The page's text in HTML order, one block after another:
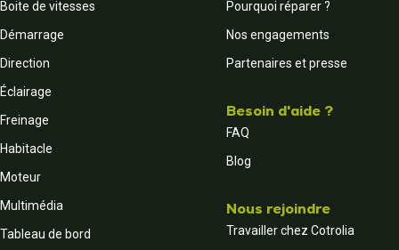
Boite de vitesses
Démarrage
Direction
Éclairage
Freinage
Habitacle
Moteur
Multimédia
Tableau de bord
Pourquoi réparer ?
Nos engagements
Partenaires et presse
Besoin d'aide ?
FAQ
Blog
Nous rejoindre
Travailler chez Cotrolia